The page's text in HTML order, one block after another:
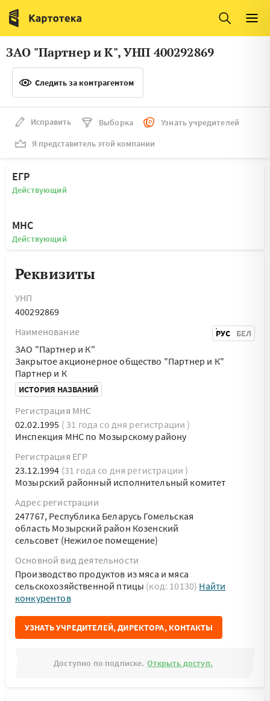
Италия
Люксембург
Литва
Нидерланды
ЗАО "Партнер и К", УНП 400292869
Следить за контрагентом
Исправить Выборка
Узнать учредителей
Я представитель этой компании
ЕГР
Действующий
МНС
Действующий
Реквизиты
УНП
400292869
Наименование
РУС БЕЛ
ЗАО "Партнер и К"
Закрытое акционерное общество "Партнер и К"
Партнер и К
ИСТОРИЯ НАЗВАНИЙ
Регистрация МНС
02.02.1995 ( 31 года со дня регистрации )
Инспекция МНС по Мозырскому району
Регистрация ЕГР
23.12.1994 (31 года со дня регистрации )
Мозырский районный исполнительный комитет
Адрес регистрации
247767, Республика Беларусь Гомельская
область Мозырский район Козенский
сельсовет (Нежилое помещение)
Основной вид деятельности
Производство продуктов из мяса и мяса
сельскохозяйственной птицы (код: 10130) Найти
конкурентов
УЗНАТЬ УЧРЕДИТЕЛЕЙ, ДИРЕКТОРА, КОНТАКТЫ
Доступно по подписке. Открыть доступ.